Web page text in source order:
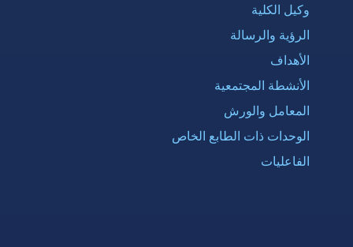
وكيل الكلية
الرؤية والرسالة
الأهداف
الأنشطة المجتمعية
المعامل والورش
الوحدات ذات الطابع الخاص
الفاعليات